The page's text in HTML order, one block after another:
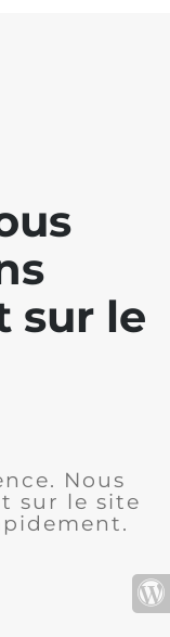
sur le
Nous
sur le site